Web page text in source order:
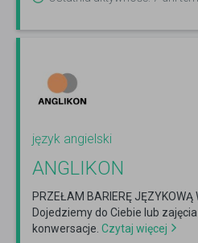
język angielski
ANGLIKON
PRZEŁAM BARIERĘ
Dojedziemy do Ciebie lub
konwersacje. Czytaj więcej